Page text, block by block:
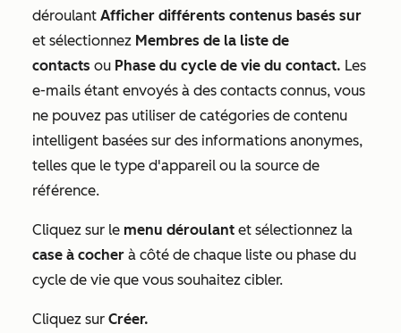
déroulant Afficher différents contenus basés sur
et sélectionnez Membres de la liste de
contacts ou Phase du cycle de vie du contact. Les
e-mails étant envoyés à des contacts connus, vous
ne pouvez pas utiliser de catégories de contenu
intelligent basées sur des informations anonymes,
telles que le type d'appareil ou la source de
référence.
Cliquez sur le menu déroulant et sélectionnez la
case à cocher à côté de chaque liste ou phase du
cycle de vie que vous souhaitez cibler.
Cliquez sur Créer.